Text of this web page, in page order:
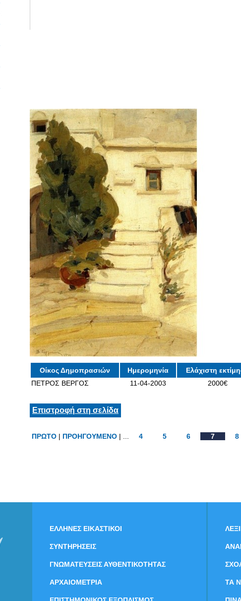
Οίκος Δημοπρασιών Ημερομηνία Ελάχιστη
ΠΕΤΡΟΣ ΒΕΡΓΟΣ
11-04-2003 2000€
Επιστροφή στη σελίδα
ΠΡΩΤΟ | ΠΡΟΗΓΟΥΜΕΝΟ | ... 4 5 6 7 8
ΕΛΛΗΝΕΣ ΕΙΚΑΣΤΙΚΟΙ
ΣΥΝΤΗΡΗΣΕΙΣ
ΓΝΩΜΑΤΕΥΣΕΙΣ ΑΥΘΕΝΤΙΚΟΤΗΤΑΣ
ΑΡΧΑΙΟΜΕΤΡΙΑ ΤΑ